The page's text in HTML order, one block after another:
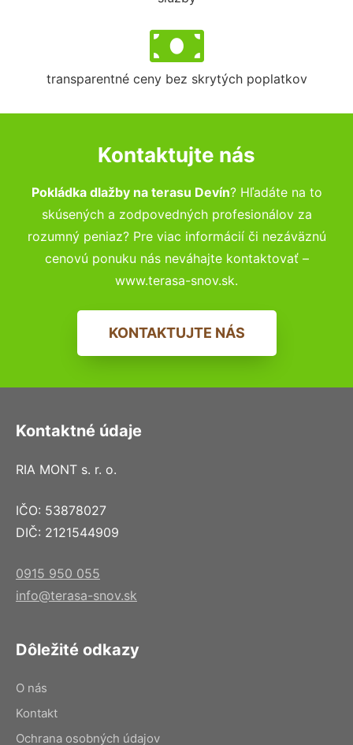
transparentné ceny bez skrytých poplatkov
Kontaktujte nás
Pokládka dlažby na terasu Devín? Hľadáte na to
skúsených a zodpovedných profesionálov za
rozumný peniaz? Pre viac informácií či nezáväznú
cenovú ponuku nás neváhajte kontaktovať –
www.terasa-snov.sk.
KONTAKTUJTE NÁS
Kontaktné údaje
RIA MONT s. r. o.
IČO: 53878027
DIČ: 2121544909
0915 950 055
info@terasa-snov.sk
Dôležité odkazy
O nás
Kontakt
Ochrana osobných údajov